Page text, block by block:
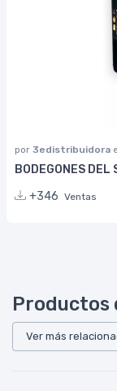
por 3edistribuidora
BODEGONES
+346 Ventas
Productos
Ver más